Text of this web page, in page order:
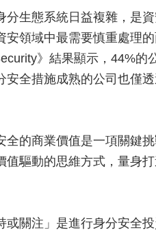
生態系統日益複雜，是
領域中最需要慎重處理
》結果顯示，44%的
全措施成熟的公司也僅
的商業價值是一項關鍵
驅動的思維方式，量身
關注」是進行身分安全